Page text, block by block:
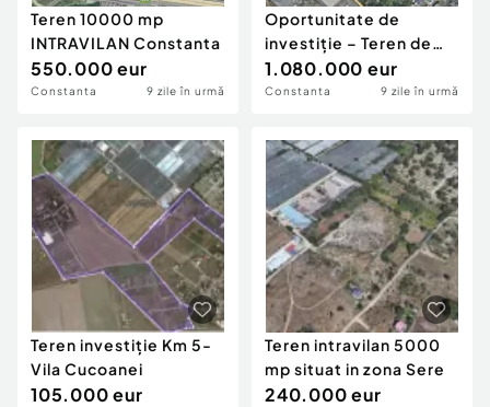
Teren 10000 mp
INTRAVILAN Constanta
550.000 eur
Constanta 9 zile în urmă
Oportunitate de
investiție – Teren de
1.000 mp cu deschid
1.080.000 eur
Constanta 9 zile în urmă
Teren investiție Km 5-
Vila Cucoanei
105.000 eur
Teren intravilan 5000
mp situat in zona Sere
240.000 eur